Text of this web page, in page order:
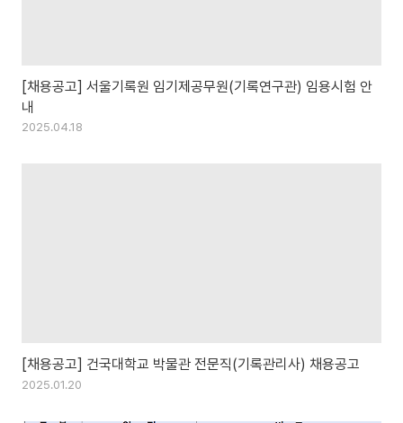
[채용공고] 서울기록원 임기제공무원(기록연구관) 임용시험 안
내
2025.04.18
[채용공고] 건국대학교 박물관 전문직(기록관리사) 채용공고
2025.01.20